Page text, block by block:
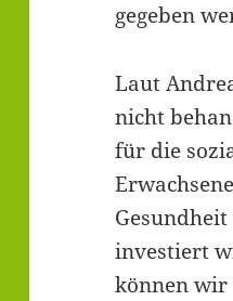
gegeben
Laut
nicht
für die
investiert
können wir